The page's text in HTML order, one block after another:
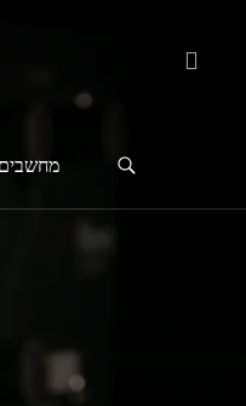
מחשבים